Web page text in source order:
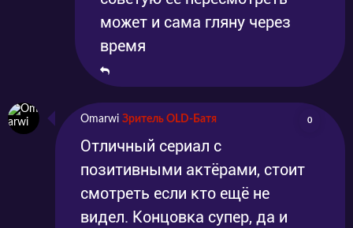
сайте в хорошем кажется, чтобы узнать
развязку этой истории.
может и сама гляну через
время
Omarwi Зритель OLD-Батя 0
Отличный сериал с
позитивными актёрами, стоит
смотреть если кто ещё не
видел. Концовка супер, да и